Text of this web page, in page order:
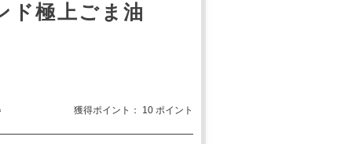
ド極上ごま油
獲得ポイント： 10 ポイント